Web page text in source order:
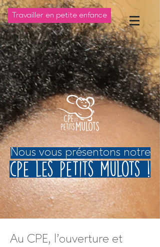
Travailler en petite enfance
Nous vous présentons notre
cpe les petits mulots !
Au CPE, l’ouverture et